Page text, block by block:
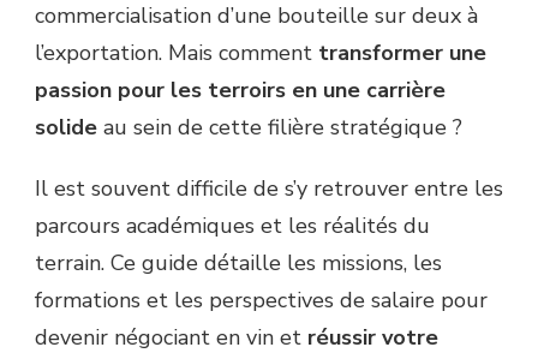
commercialisation d’une bouteille sur deux à
l’exportation. Mais comment transformer une
passion pour les terroirs en une carrière
solide au sein de cette filière stratégique ?
Il est souvent difficile de s’y retrouver entre les
parcours académiques et les réalités du
terrain. Ce guide détaille les missions, les
formations et les perspectives de salaire pour
devenir négociant en vin et réussir votre